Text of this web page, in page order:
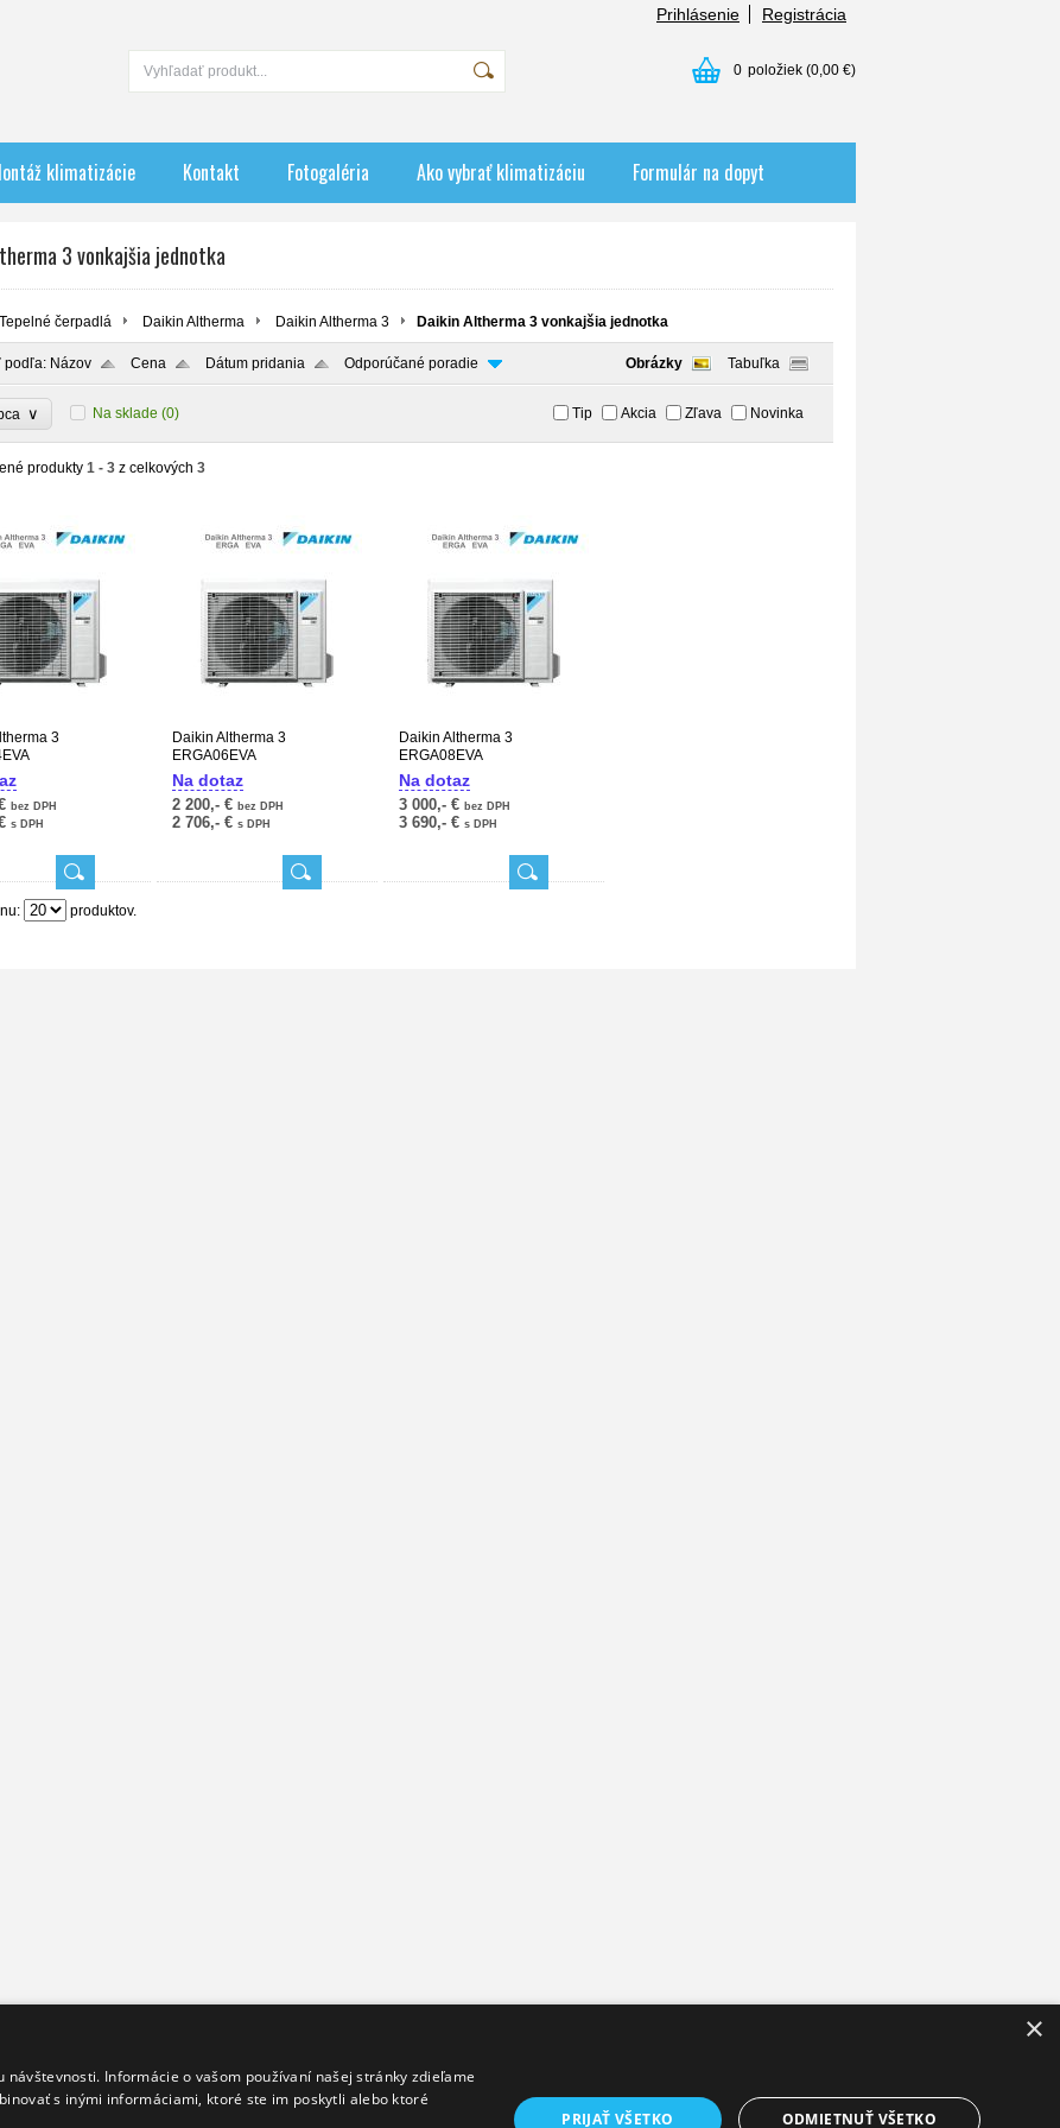
Prihlásenie Registrácia
0 položiek (0,00 €)
klimatizácie Kontakt Fotogaléria Ako vybrať klimatizáciu Formulár na dopyt
3 vonkajšia jednotka
Tepelné čerpadlá Daikin Altherma Daikin Altherma 3 Daikin Altherma 3 vonkajšia jednotka
podľa: Názov Cena Dátum pridania Odporúčané poradie Obrázky Tabuľka
∨ Na sklade (0) Tip Akcia Zľava Novinka
produkty 1 - 3 z celkových 3
3
bez DPH
s DPH
Daikin Altherma 3
ERGA06EVA
Na dotaz
2 200,- € bez DPH
2 706,- € s DPH
Daikin Altherma 3
ERGA08EVA
Na dotaz
3 000,- € bez DPH
3 690,- € s DPH
produktov.
Reklamačný poriadok
Doprava
Kontakty
Ochrana osobných údajov
Zásady používania cookies
×
Informácie o vašom používaní našej stránky zdieľame
s inými informáciami, ktoré ste im poskytli alebo ktoré
PRIJAŤ VŠETKO ODMIETNUŤ VŠETKO